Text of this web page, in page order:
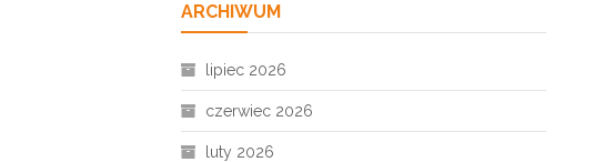
ARCHIWUM
lipiec 2026
czerwiec 2026
luty 2026